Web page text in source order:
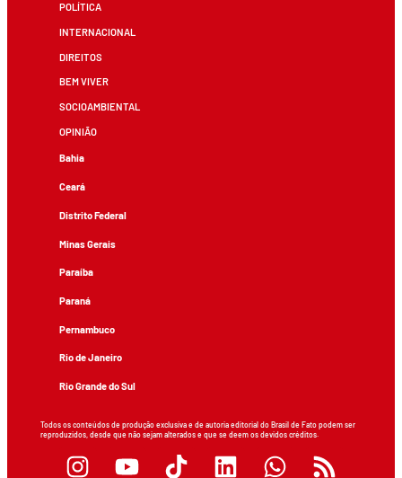
POLÍTICA
INTERNACIONAL
DIREITOS
BEM VIVER
SOCIOAMBIENTAL
OPINIÃO
Bahia
Ceará
Distrito Federal
Minas Gerais
Paraíba
Paraná
Pernambuco
Rio de Janeiro
Rio Grande do Sul
Todos os conteúdos de produção exclusiva e de autoria editorial do Brasil de Fato podem ser
reproduzidos, desde que não sejam alterados e que se deem os devidos créditos.